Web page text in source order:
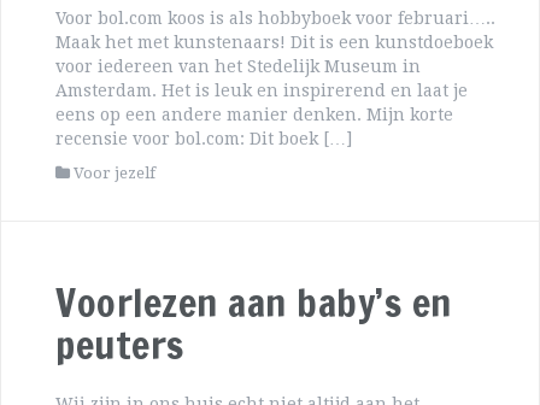
Voor bol.com koos is als hobbyboek voor februari…..
Maak het met kunstenaars! Dit is een kunstdoeboek
voor iedereen van het Stedelijk Museum in
Amsterdam. Het is leuk en inspirerend en laat je
eens op een andere manier denken. Mijn korte
recensie voor bol.com: Dit boek […]
Voor jezelf
Voorlezen aan baby’s en
peuters